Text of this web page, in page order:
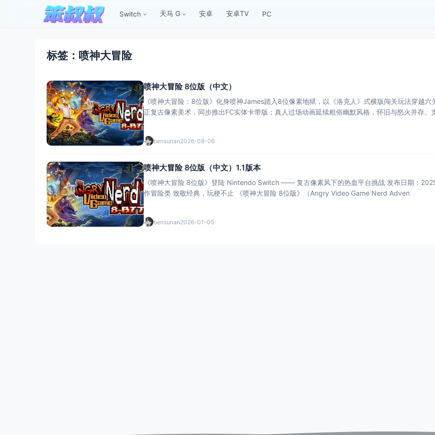
Switch 天马 G 安卓 安卓TV PC
标签：喷神大冒险
喷神大冒险 8位版（中文）
《喷神大冒险：8位版》化身喷神James踏入8位像素地狱，以《洛克人》式横版闯关玩法穿越
正复古像素美术，同步推出FC实体卡带版；真人过场动画延续粗俗幽默风格，怀旧与怒火并存
bensunan2026-08-06
喷神大冒险 8位版（中文）1.1版本
《喷神大冒险 8位版》登陆 Nintendo Switch —— 复古像素风下的热血平台挑战 发布日期：
作冒险类 致敬经典，玩梗不止 《喷神大冒险 8位版》（Angry Video Game Nerd Adven
bensunan2026-01-05